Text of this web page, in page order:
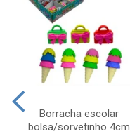
Borracha escolar
bolsa/sorvetinho 4cm